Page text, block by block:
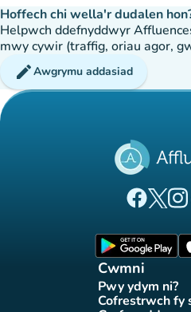
Hoffech chi wella'r dudalen
Helpwch ddefnyddwyr
mwy cywir (traffig, oriau agor,
editAwgrymu addasiad
(tab(tab
Cwmni
Pwy ydym ni?
(tab
Cofrestrwch fy